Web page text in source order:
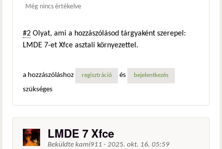
Még nincs értékelve
#2 Olyat, ami a hozzászólásod tárgyaként szerepel:
LMDE 7-et Xfce asztali környezettel.
a hozzászóláshoz regisztráció és bejelentkezés
szükséges
LMDE 7 Xfce
Beküldte kami911 - 2025. okt. 16. 05:59